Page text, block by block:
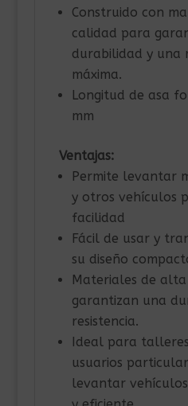
Construido con
calidad para
durabilidad y una
máxima.
Longitud de asa
mm
Ventajas:
Permite levantar
y otros vehículos
facilidad
Fácil de usar y
su diseño
Materiales de
garantizan una
resistencia.
Ideal para
usuarios
levantar